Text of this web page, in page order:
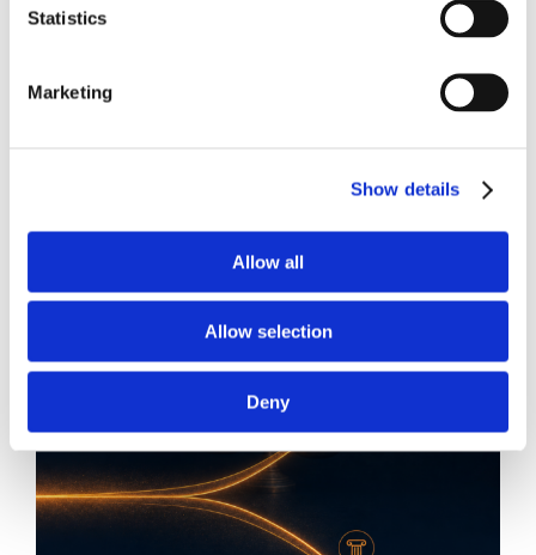
Statistics
Marketing
Show details
Allow all
Allow selection
Deny
Roberto De Gaetano